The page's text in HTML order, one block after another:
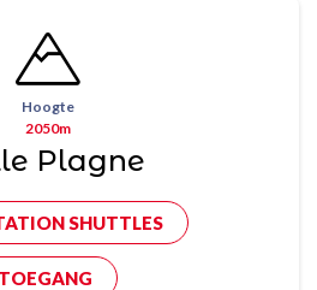
Hoogte
2050m
Plagne
SHUTTLES
TOEGANG